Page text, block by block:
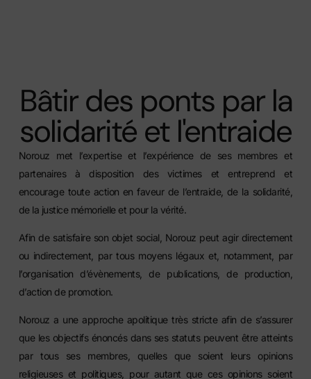
Bâtir des ponts par la
solidarité et l'entraide
Norouz met l’expertise et l’expérience de ses membres et
partenaires à disposition des victimes et entreprend et
encourage toute action en faveur de l’entraide, de la solidarité,
de la justice mémorielle et pour la vérité.
Afin de satisfaire son objet social, Norouz peut agir directement
ou indirectement, par tous moyens légaux et, notamment, par
l’organisation d’évènements, de publications, de production,
d’action de promotion.
Norouz a une approche apolitique très stricte afin de s’assurer
que les objectifs énoncés dans ses statuts peuvent être atteints
par tous ses membres, quelles que soient leurs opinions
religieuses et politiques, pour autant que ces opinions soient